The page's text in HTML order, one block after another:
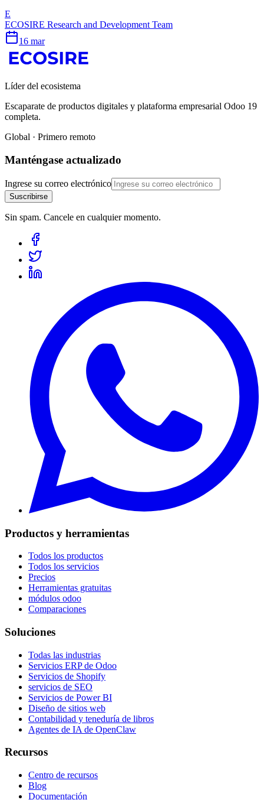
E
ECOSIRE Research and Development Team
16 mar
Líder del ecosistema
Escaparate de productos digitales y plataforma empresarial Odoo 19
completa.
Global · Primero remoto
Manténgase actualizado
Ingrese su correo electrónico
Suscribirse
Sin spam. Cancele en cualquier momento.
Productos y herramientas
Todos los productos
Todos los servicios
Precios
Herramientas gratuitas
módulos odoo
Comparaciones
Soluciones
Todas las industrias
Servicios ERP de Odoo
Servicios de Shopify
servicios de SEO
Servicios de Power BI
Diseño de sitios web
Contabilidad y teneduría de libros
Agentes de IA de OpenClaw
Recursos
Centro de recursos
Blog
Documentación